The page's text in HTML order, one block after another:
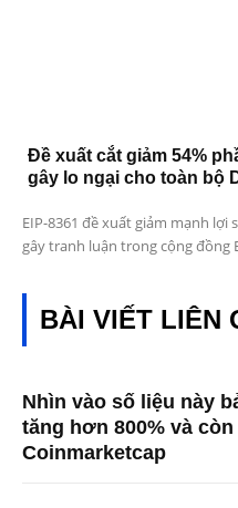
Đề xuất cắt giảm 54%
gây lo ngại cho toàn bộ
EIP-8361 đề xuất giảm mạnh
gây tranh luận trong cộng đồng
BÀI VIẾT LIÊN
Nhìn vào số liệu này
tăng hơn 800% và
Coinmarketcap